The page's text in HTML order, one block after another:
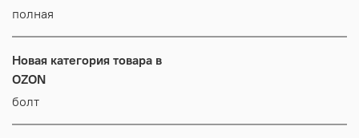
полная
Новая категория товара в
OZON
болт